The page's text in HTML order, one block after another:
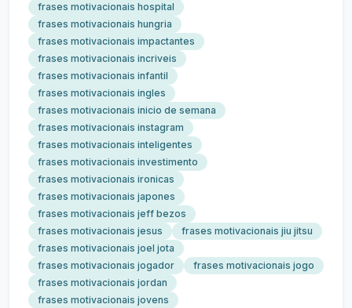
frases motivacionais hospital
frases motivacionais hungria
frases motivacionais impactantes
frases motivacionais incriveis
frases motivacionais infantil
frases motivacionais ingles
frases motivacionais inicio de semana
frases motivacionais instagram
frases motivacionais inteligentes
frases motivacionais investimento
frases motivacionais ironicas
frases motivacionais japones
frases motivacionais jeff bezos
frases motivacionais jesus
frases motivacionais jiu jitsu
frases motivacionais joel jota
frases motivacionais jogador
frases motivacionais jogo
frases motivacionais jordan
frases motivacionais jovens